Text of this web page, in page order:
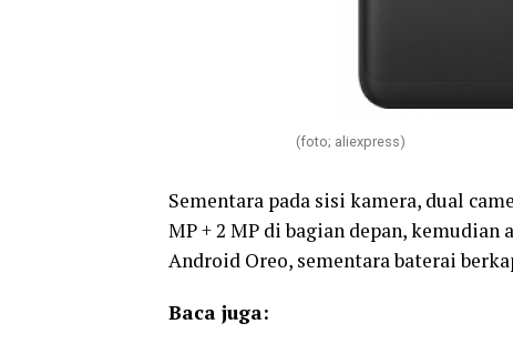
(foto; aliexpress)
Sementara pada sisi kamera, dual
MP + 2 MP di bagian depan,
Android Oreo, sementara baterai
Baca juga: